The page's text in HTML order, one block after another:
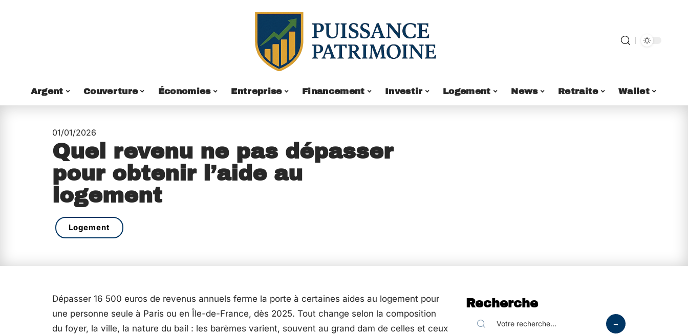
Argent Couverture Économies Entreprise Financement Investir Logement News Retraite Wallet
01/01/2026
Quel revenu ne pas dépasser
pour obtenir l’aide au
logement
Logement
Dépasser 16 500 euros de revenus annuels ferme la porte à certaines aides au logement pour
une personne seule à Paris ou en Île-de-France, dès 2025. Tout change selon la composition
du foyer, la ville, la nature du bail : les barèmes varient, souvent au grand dam de celles et ceux
Recherche